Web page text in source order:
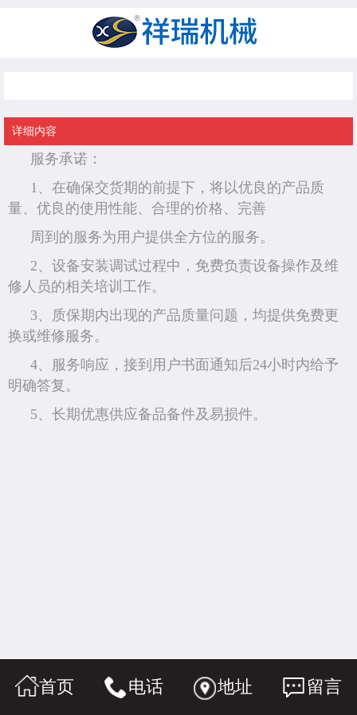
详细内容
服务承诺：
1、在确保交货期的前提下，将以优良的产品质
量、优良的使用性能、合理的价格、完善
周到的服务为用户提供全方位的服务。
2、设备安装调试过程中，免费负责设备操作及维
修人员的相关培训工作。
3、质保期内出现的产品质量问题，均提供免费更
换或维修服务。
4、服务响应，接到用户书面通知后24小时内给予
明确答复。
5、长期优惠供应备品备件及易损件。
首页 电话 地址 留言